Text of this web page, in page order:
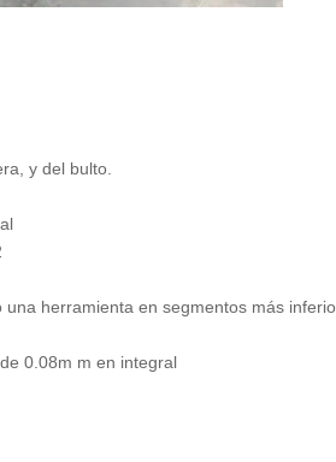
y del bulto.
herramienta en segmentos más
0.08m m en integral